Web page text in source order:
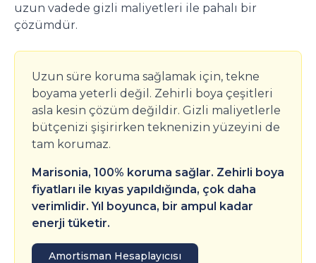
uzun vadede gizli maliyetleri ile pahalı bir
çözümdür.
Uzun süre koruma sağlamak için, tekne
boyama yeterli değil. Zehirli boya çeşitleri
asla kesin çözüm değildir. Gizli maliyetlerle
bütçenizi şişirirken teknenizin yüzeyini de
tam korumaz.
Marisonia, 100% koruma sağlar. Zehirli boya
fiyatları ile kıyas yapıldığında, çok daha
verimlidir. Yıl boyunca, bir ampul kadar
enerji tüketir.
Amortisman Hesaplayıcısı